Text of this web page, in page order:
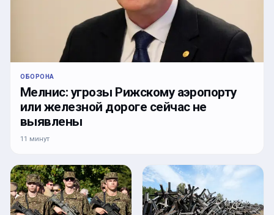
ОБОРОНА
Мелнис: угрозы Рижскому аэропорту
или железной дороге сейчас не
выявлены
11 минут